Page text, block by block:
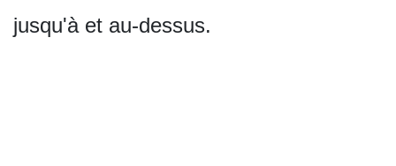
jusqu'à et au-dessus.